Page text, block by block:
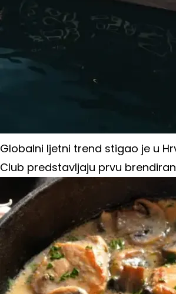
Globalni ljetni trend stigao je u
Club predstavljaju prvu